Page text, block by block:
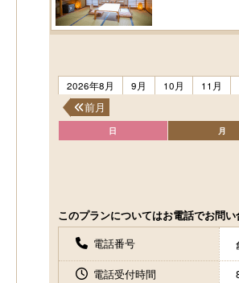
2026年8月 9月 10月 11月
前月
日 月
このプランについてはお電話でお問
電話番号
電話受付時間